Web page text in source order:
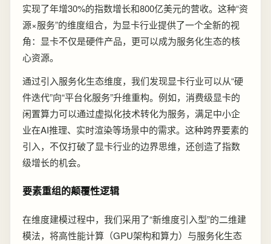
实现了年增30%的指数增长和800亿美元的营收。这种“资
源×服务”的维度组合，为显卡行业提供了一个全新的视
角：显卡不仅是硬件产品，更可以成为服务化生态的核
心资源。
通过引入服务化生态维度，我们发现显卡行业可以从“硬
件迭代”向“平台化服务”升维重构。例如，消费级显卡的
闲置算力可以通过虚拟化技术转化为服务，满足中小企
业在AI推理、实时渲染等场景中的需求。这种跨界要素的
引入，不仅打破了显卡行业的边界思维，还创造了指数
级增长的机会。
要素重组的颠覆性逻辑
在维度建模过程中，我们采用了“新维度引入型”的二维建
模法，将高性能计算（GPU架构和算力）与服务化生态